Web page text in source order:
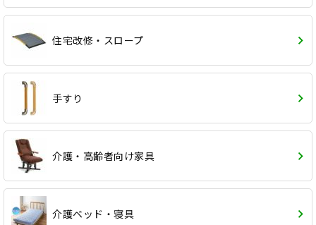
住宅改修・スロープ
手すり
介護・高齢者向け家具
介護ベッド・寝具